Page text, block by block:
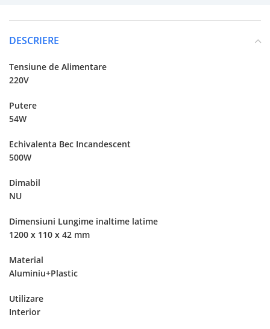
DESCRIERE
Tensiune de Alimentare
220V
Putere
54W
Echivalenta Bec Incandescent
500W
Dimabil
NU
Dimensiuni Lungime inaltime latime
1200 x 110 x 42 mm
Material
Aluminiu+Plastic
Utilizare
Interior